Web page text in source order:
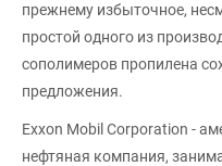
прежнему избыточное,
простой одного из
сополимеров пропилена
предложения.
Exxon Mobil Corporation -
нефтяная компания,